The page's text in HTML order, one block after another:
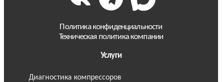
Политика конфиденциальности
Техническая политика компании
Услуги
Диагностика компрессоров